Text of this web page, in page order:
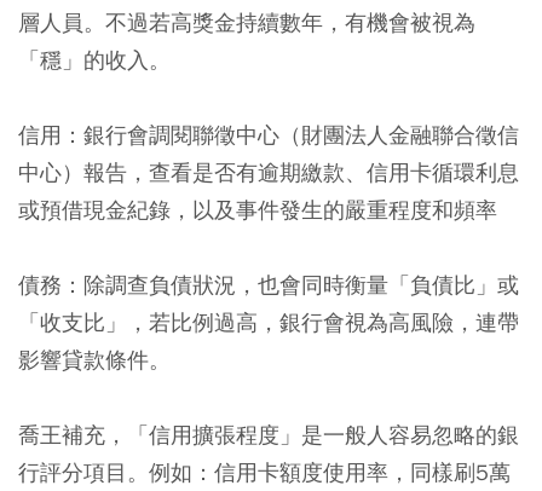
層人員。不過若高獎金持續數年，有機會被視為
「穩」的收入。
信用： 銀行會調閱聯徵中心（財團法人金融聯合徵信
中心）報告，查看是否有逾期繳款、信用卡循環利息
或預借現金紀錄，以及事件發生的嚴重程度和頻率
債務： 除調查負債狀況，也會同時衡量「負債比」或
「收支比」，若比例過高，銀行會視為高風險，連帶
影響貸款條件。
喬王補充，「信用擴張程度」是一般人容易忽略的銀
行評分項目。例如：信用卡額度使用率，同樣刷5萬